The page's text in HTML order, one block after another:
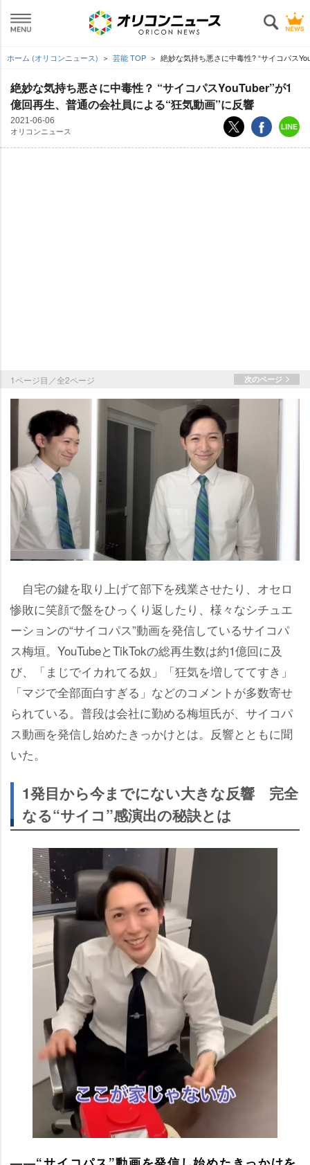
ホーム (オリコンニュース) 芸能 TOP 絶妙な気持ち悪さに中毒性? “サイコパス
絶妙な気持ち悪さに中毒性？ “サイコパスYouTuber”が1
億回再生、普通の会社員による“狂気動画”に反響
2021-06-06
オリコンニュース
1ページ目／全2ページ 次のページ
自宅の鍵を取り上げて部下を残業させたり、オセロ
惨敗に笑顔で盤をひっくり返したり、様々なシチュエ
ーションの“サイコパス”動画を発信しているサイコパ
ス梅垣。YouTubeとTikTokの総再生数は約1億回に及
び、「まじでイカれてる奴」「狂気を増しててすき」
「マジで全部面白すぎる」などのコメントが多数寄せ
られている。普段は会社に勤める梅垣氏が、サイコパ
ス動画を発信し始めたきっかけとは。反響とともに聞
いた。
1発目から今までにない大きな反響 完全
なる“サイコ”感演出の秘訣とは